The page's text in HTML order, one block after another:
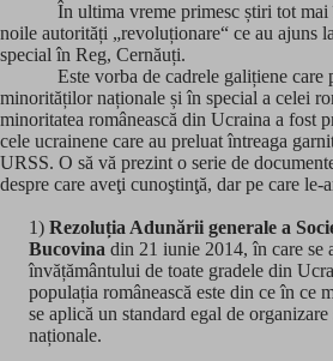
În ultima vreme primesc știri tot
noile autorități „revoluționare“ ce au ajuns
special în Reg, Cernăuți.
Este vorba de cadrele galițiene
minorităților naționale și în special a celei
minoritatea românească din Ucraina a fost
cele ucrainene care au preluat întreaga
URSS. O să vă prezint o serie de
despre care aveţi cunoştinţă, dar pe care
1) Rezoluția Adunării generale a
Bucovina din 21 iunie 2014, în care se
învățământului de toate gradele din
populația românească este din ce în
se aplică un standard egal de
naționale.